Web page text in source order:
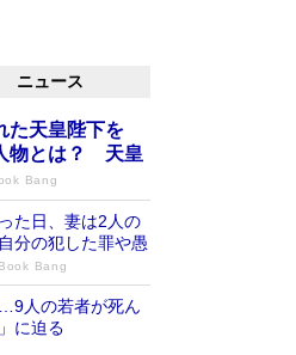
ニュース
た天皇陛下を
物とは？ 天皇
Bang
た日、妻は2人の
分の犯した罪や愚
Book Bang
人の若者が死ん
に迫る